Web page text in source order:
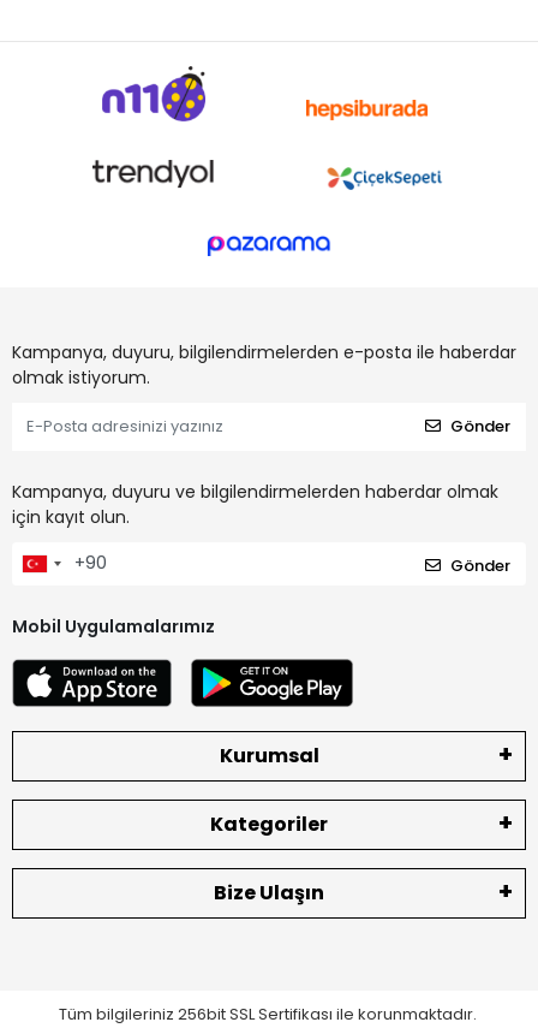
Kampanya, duyuru, bilgilendirmelerden e-posta ile haberdar
olmak istiyorum.
Gönder
Kampanya, duyuru ve bilgilendirmelerden haberdar olmak
için kayıt olun.
Gönder
Mobil Uygulamalarımız
Kurumsal
Kategoriler
Bize Ulaşın
Tüm bilgileriniz 256bit SSL Sertifikası ile korunmaktadır.